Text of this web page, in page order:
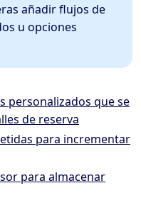
añadir flujos de
u opciones
personalizados que se
de reserva
para incrementar
para almacenar